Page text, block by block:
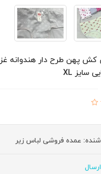
عمده فروشی لباس زیر